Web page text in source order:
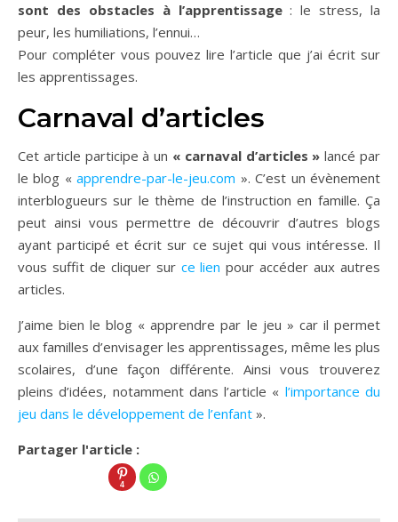
sont des obstacles à l’apprentissage: le stress, la
peur, les humiliations, l’ennui…
Pour compléter vous pouvez lire l’article que j’ai écrit sur
les apprentissages.
Carnaval d’articles
Cet article participe à un « carnaval d’articles » lancé par
le blog «apprendre-par-le-jeu.com ». C’est un évènement
interblogueurs sur le thème de l’instruction en famille. Ça
peut ainsi vous permettre de découvrir d’autres blogs
ayant participé et écrit sur ce sujet qui vous intéresse. Il
vous suffit de cliquer sur ce lien pour accéder aux autres
articles.
J’aime bien le blog « apprendre par le jeu » car il permet
aux familles d’envisager les apprentissages, même les plus
scolaires, d’une façon différente. Ainsi vous trouverez
pleins d’idées, notamment dans l’article « l’importance du
jeu dans le développement de l’enfant ».
Partager l'article :
4